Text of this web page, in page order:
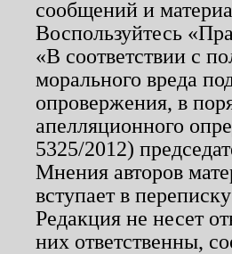
сообщений и
Воспользуйтесь
«В соответствии с
морального вреда
опровержения, в
апелляционного
5325/2012)
Мнения авторов
вступает в
Редакция не несет
них ответственны,